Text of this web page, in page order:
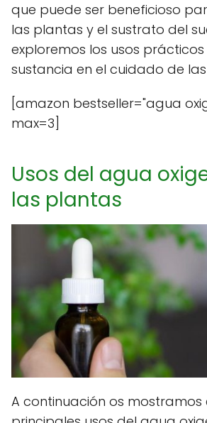
que puede ser beneficioso
las plantas y el sustrato del
exploremos los usos
sustancia en el cuidado de
[amazon bestseller="agua
max=3]
Usos del agua
las plantas
A continuación os mostramos